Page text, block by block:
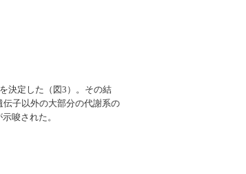
決定した（図3）。その結
伝子以外の大部分の代謝系の
唆された。